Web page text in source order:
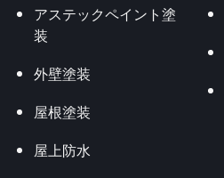
アステックペイント塗
装
外壁塗装
屋根塗装
屋上防水